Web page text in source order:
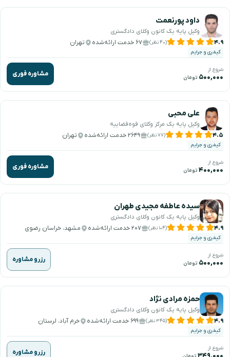
داود پورنعمت
وکیل پایه یک کانون وکلای دادگستری
۴.۹ (۴۰ نظر) ۶۷ خدمت ارائه‌شده تهران
کیفری و جرایم
شروع از
۵۰۰,۰۰۰ تومان مشاوره فوری
علی محبی
وکیل پایه یک مرکز وکلای قوه‌قضاییه
۴.۵ (۷۷ نظر) ۲۶۴۹ خدمت ارائه‌شده تهران
کیفری و جرایم
شروع از
۴۰۰,۰۰۰ تومان مشاوره فوری
سیده عاطفه مجیدی طهران
وکیل پایه یک کانون وکلای دادگستری
۴.۹ (۱۰۴ نظر) ۲۰۷ خدمت ارائه‌شده مشهد، خراسان رضوی
کیفری و جرایم
شروع از
۵۰۰,۰۰۰ تومان رزرو مشاوره
حمزه مرادی نژاد
وکیل پایه یک کانون وکلای دادگستری
۴.۹ (۳۴۵ نظر) ۶۹۹ خدمت ارائه‌شده خرم آباد، لرستان
کیفری و جرایم
شروع از رزرو مشاوره